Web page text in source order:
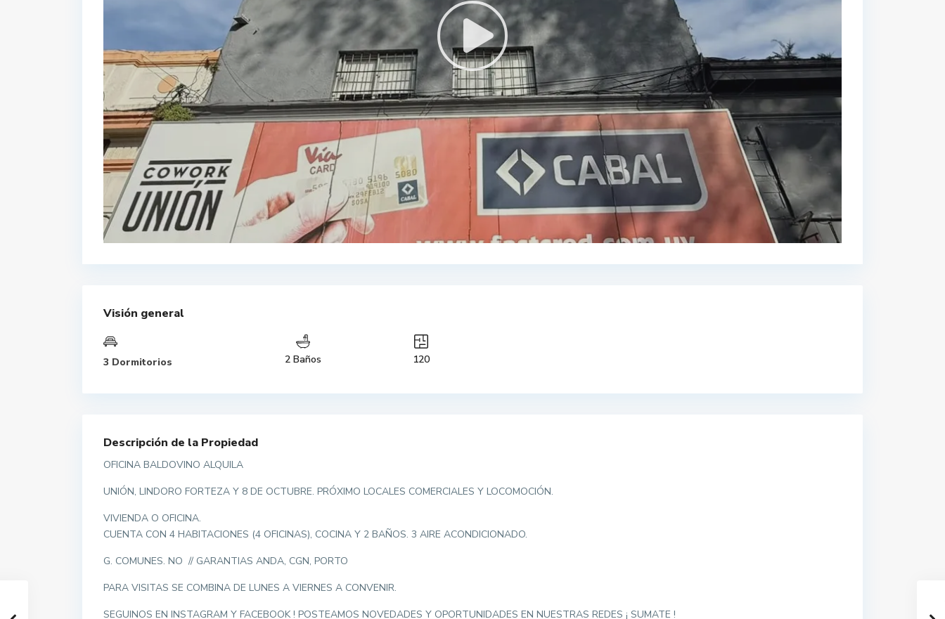
Visión general
3 Dormitorios 2 Baños 120
Descripción de la Propiedad
OFICINA BALDOVINO ALQUILA
UNIÓN, LINDORO FORTEZA Y 8 DE OCTUBRE. PRÓXIMO LOCALES COMERCIALES Y LOCOMOCIÓN.
VIVIENDA O OFICINA.
CUENTA CON 4 HABITACIONES (4 OFICINAS), COCINA Y 2 BAÑOS. 3 AIRE ACONDICIONADO.
G. COMUNES. NO // GARANTIAS ANDA, CGN, PORTO
PARA VISITAS SE COMBINA DE LUNES A VIERNES A CONVENIR.
SEGUINOS EN INSTAGRAM Y FACEBOOK ! POSTEAMOS NOVEDADES Y OPORTUNIDADES EN NUESTRAS REDES ¡ SUMATE !